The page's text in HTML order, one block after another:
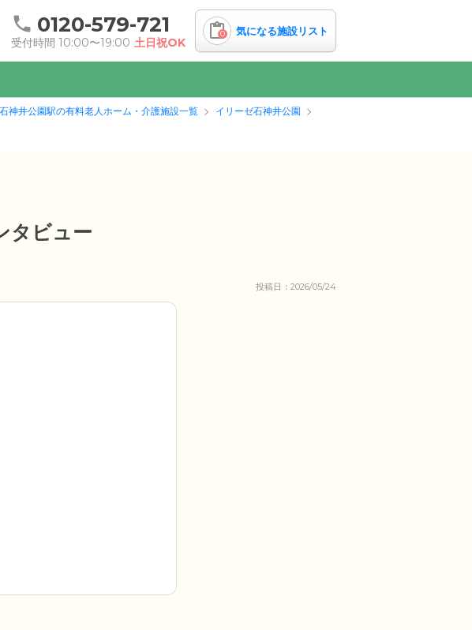
0120-579-721
受付時間 10:00〜19:00 土日祝OK
0 気になる施設リスト
石神井公園駅の有料老人ホーム・介護施設一覧 イリーゼ石神井公園
タビュー
投稿日：2026/05/24